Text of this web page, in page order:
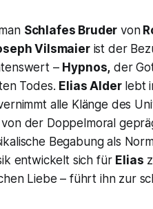
Schlafes Bruder von
Vilsmaierist der
– Hypnos, der
Todes. Elias Alderlebt
alle Klänge des
von der Doppelmoral
Begabung als
entwickelt sich für Elias
Liebe – führt ihn zur